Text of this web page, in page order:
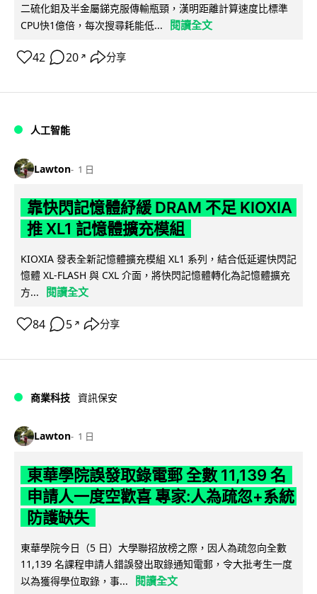
二硫化鉬及半金屬銻克服傳輸瓶頸，漢明距離計算速度比標準
CPU快1億倍，每次搜尋耗能低...
閱讀全文
42 20 ↗ 分享
人工智能
Lawton 1 日
靠快閃記憶體紓緩 DRAM 不足 KIOXIA
推 XL1 記憶體擴充模組
KIOXIA 發表全新記憶體擴充模組 XL1 系列，結合低延遲快閃記
憶體 XL-FLASH 與 CXL 介面，將快閃記憶體轉化為記憶體擴充
方...
閱讀全文
84 5 ↗ 分享
商業科技 資訊保安
Lawton 1 日
東華學院誤發取錄電郵 全數 11,139 名
申請人一度空歡喜 專家:人為疏忽+系統
防護缺失
東華學院今日（5 日）大學聯招放榜之際，因人為疏忽向全數
11,139 名課程申請人錯誤發出取錄通知電郵，令大批考生一度
以為獲得學位取錄，事...
閱讀全文